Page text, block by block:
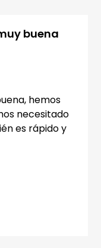
buena
hemos
necesitado
es rápido y